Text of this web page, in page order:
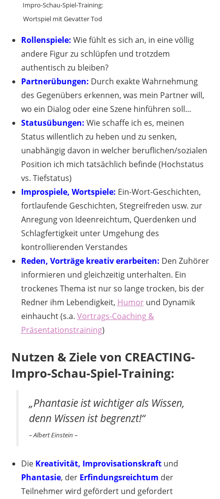
Impro-Schau-Spiel-Training:
Wortspiel mit Gevatter Tod
Rollenspiele: Wie fühlt es sich an, in eine völlig
andere Figur zu schlüpfen und trotzdem
authentisch zu bleiben?
Partnerübungen: Durch exakte Wahrnehmung
des Gegenübers erkennen, was mein Partner will,
wo ein Dialog oder eine Szene hinführen soll…
Statusübungen: Wie schaffe ich es, meinen
Status willentlich zu heben und zu senken,
unabhängig davon in welcher beruflichen/sozialen
Position ich mich tatsächlich befinde (Hochstatus
vs. Tiefstatus)
Improspiele, Wortspiele: Ein-Wort-Geschichten,
fortlaufende Geschichten, Stegreifreden usw. zur
Anregung von Ideenreichtum, Querdenken und
Schlagfertigkeit unter Umgehung des
kontrollierenden Verstandes
Reden, Vorträge kreativ erarbeiten: Den Zuhörer
informieren und gleichzeitig unterhalten. Ein
trockenes Thema ist nur so lange trocken, bis der
Redner ihm Lebendigkeit, Humorund Dynamik
einhaucht (s.a. Vortrags-Coaching &
Präsentationstraining)
Nutzen & Ziele von CREACTING-
Impro-Schau-Spiel-Training:
„Phantasie ist wichtiger als Wissen,
denn Wissen ist begrenzt!“
– Albert Einstein –
Die Kreativität, Improvisationskraftund
Phantasie, der Erfindungsreichtum der
Teilnehmer wird gefördert und gefordert